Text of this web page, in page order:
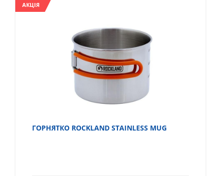
АКЦІЯ
ГОРНЯТКО ROCKLAND STAINLESS MUG